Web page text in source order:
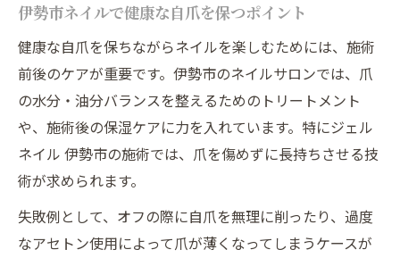
伊勢市ネイルで健康な自爪を保つポイント
健康な自爪を保ちながらネイルを楽しむためには、施術
前後のケアが重要です。伊勢市のネイルサロンでは、爪
の水分・油分バランスを整えるためのトリートメント
や、施術後の保湿ケアに力を入れています。特にジェル
ネイル 伊勢市の施術では、爪を傷めずに長持ちさせる技
術が求められます。
失敗例として、オフの際に自爪を無理に削ったり、過度
なアセトン使用によって爪が薄くなってしまうケースが